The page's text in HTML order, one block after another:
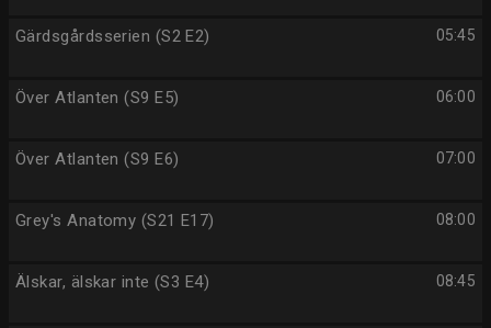
05:45
Gärdsgårdsserien (S2 E2)
06:00
Över Atlanten (S9 E5)
07:00
Över Atlanten (S9 E6)
08:00
Grey's Anatomy (S21 E17)
08:45
Älskar, älskar inte (S3 E4)